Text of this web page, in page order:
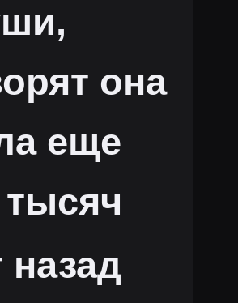
она
еще
тысяч
назад